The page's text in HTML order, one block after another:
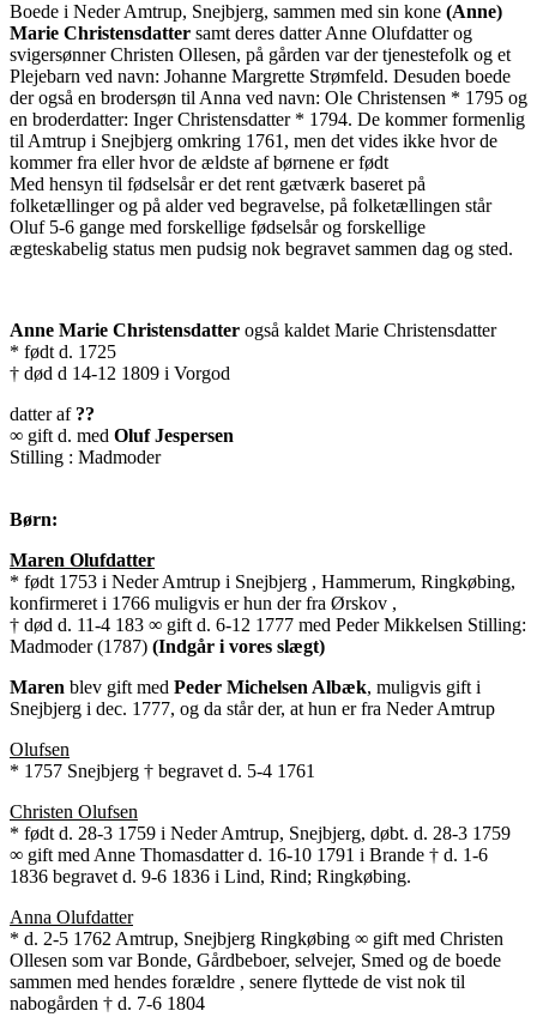
Boede i Neder Amtrup, Snejbjerg, sammen med sin kone (Anne)
Marie Christensdatter samt deres datter Anne Olufdatter og
svigersønner Christen Ollesen, på gården var der tjenestefolk og et
Plejebarn ved navn: Johanne Margrette Strømfeld. Desuden boede
der også en brodersøn til Anna ved navn: Ole Christensen * 1795 og
en broderdatter: Inger Christensdatter * 1794. De kommer formenlig
til Amtrup i Snejbjerg omkring 1761, men det vides ikke hvor de
kommer fra eller hvor de ældste af børnene er født
Med hensyn til fødselsår er det rent gætværk baseret på
folketællinger og på alder ved begravelse, på folketællingen står
Oluf 5-6 gange med forskellige fødselsår og forskellige
ægteskabelig status men pudsig nok begravet sammen dag og sted.
Anne Marie Christensdatter også kaldet Marie Christensdatter
* født d. 1725
† død d 14-12 1809 i Vorgod
datter af ??
∞ gift d. med Oluf Jespersen
Stilling : Madmoder
Børn:
Maren Olufdatter
* født 1753 i Neder Amtrup i Snejbjerg , Hammerum, Ringkøbing,
konfirmeret i 1766 muligvis er hun der fra Ørskov ,
† død d. 11-4 183 ∞ gift d. 6-12 1777 med Peder Mikkelsen Stilling:
Madmoder (1787) (Indgår i vores slægt)
Maren blev gift med Peder Michelsen Albæk, muligvis gift i
Snejbjerg i dec. 1777, og da står der, at hun er fra Neder Amtrup
Olufsen
* 1757 Snejbjerg † begravet d. 5-4 1761
Christen Olufsen
* født d. 28-3 1759 i Neder Amtrup, Snejbjerg, døbt. d. 28-3 1759
∞ gift med Anne Thomasdatter d. 16-10 1791 i Brande † d. 1-6
1836 begravet d. 9-6 1836 i Lind, Rind; Ringkøbing.
Anna Olufdatter
* d. 2-5 1762 Amtrup, Snejbjerg Ringkøbing ∞ gift med Christen
Ollesen som var Bonde, Gårdbeboer, selvejer, Smed og de boede
sammen med hendes forældre , senere flyttede de vist nok til
nabogården † d. 7-6 1804